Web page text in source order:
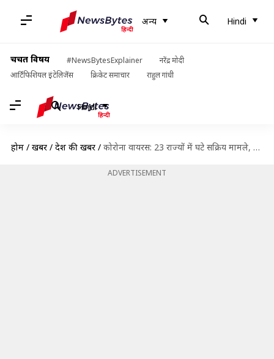
अन्य Hindi
चर्चित विषय #NewsBytesExplainer
नरेंद्र मोदी
आर्टिफिशियल इंटेलिजेंस
क्रिकेट समाचार राहुल गांधी
Hindi
होम / खबरें / देश की खबरें / कोरोना वायरस: 23 राज्यों में घटे सक्रिय मामले, लेकिन केरल में लगातार बिगड़ रही स्थिति
ADVERTISEMENT